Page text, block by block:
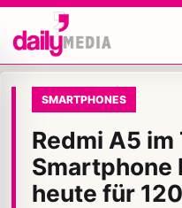
SMARTPHONES
Redmi A5
Smartphone
heute für